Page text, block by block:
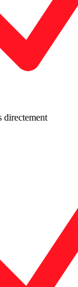
directement